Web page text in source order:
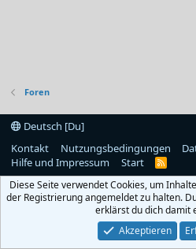
Foren
Deutsch [Du]
Kontakt
Nutzungsbedingungen
Hilfe und Impressum
Start
R
S
Diese Seite verwendet Cookies, um
der Registrierung angemeldet zu halten.
erklärst du dich damit
Akzeptieren